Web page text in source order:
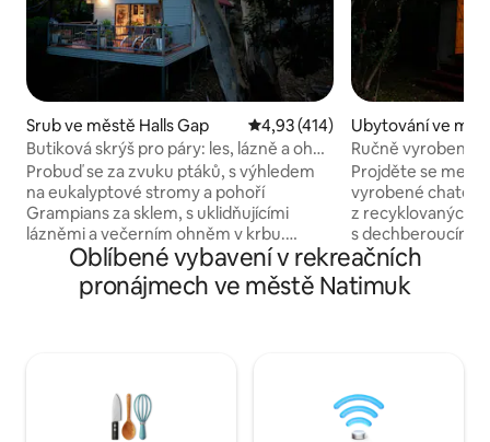
Srub ve městě Halls Gap Průměrné hodnocení 4,93 z 5,
4,93 (414)
Butiková skrýš pro páry: les, lázně a oheň
na dřevo
Probuď se za zvuku ptáků, s výhledem
na eukalyptové stromy a pohoří
Grampians za sklem, s uklidňujícími
lázněmi a večerním ohněm v krbu.
Escape je butikové útočiště pro páry na
soukromém dvojitém lesním pozemku:
dostatečně blízko, abys došel do Halls
činí toto místo jedinečným.“ (Jolanta,
2026) Lázně, oheň na dřevo, vyvýšená
Ubytování ve
ap
Ručně vyrobená
Grampians
Projděte se mezi
vyrobené chatě,
z recyklovaných
s dechberoucím
výhledem na
k horám v dálce.
kamnům na
zvěř! Procházky v Gariwerdu jsou
vzdáleny 10
Oblíbené vybavení v rekreačních
pronájmech ve městě Natimuk